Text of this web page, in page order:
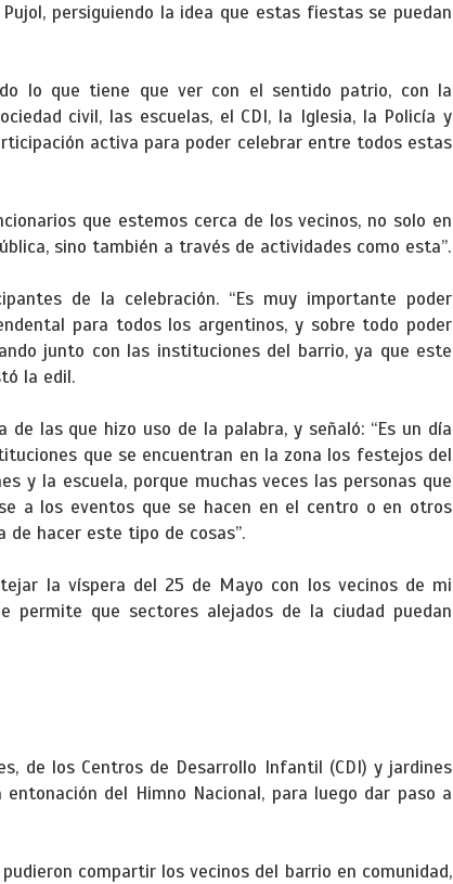
persiguiendo la idea que estas fiestas se puedan
lo que tiene que ver con el sentido patrio, con la
civil, las escuelas, el CDI, la Iglesia, la Policía y
activa para poder celebrar entre todos estas
que estemos cerca de los vecinos, no solo en
sino también a través de actividades como esta”.
de la celebración. “Es muy importante poder
para todos los argentinos, y sobre todo poder
junto con las instituciones del barrio, ya que este
la edil.
las que hizo uso de la palabra, y señaló: “Es un día
que se encuentran en la zona los festejos del
y la escuela, porque muchas veces las personas que
a los eventos que se hacen en el centro o en otros
de hacer este tipo de cosas”.
la víspera del 25 de Mayo con los vecinos de mi
permite que sectores alejados de la ciudad puedan
de los Centros de Desarrollo Infantil (CDI) y jardines
del Himno Nacional, para luego dar paso a
compartir los vecinos del barrio en comunidad,